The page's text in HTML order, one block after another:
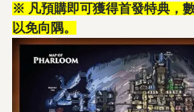
※ 凡預購即可獲得首發特典，
以免向隅。